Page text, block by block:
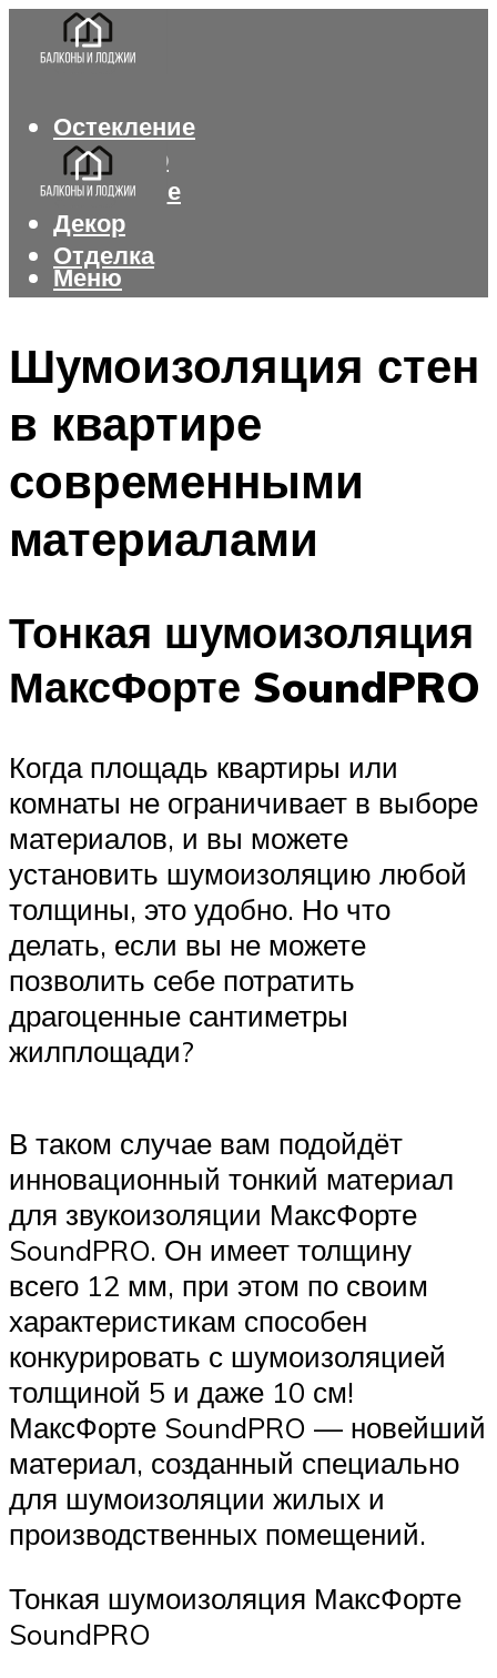
Остекление
Интерьер
Утепление
Декор
Отделка
Меню
Шумоизоляция стен
в квартире
современными
материалами
Тонкая шумоизоляция
МаксФорте SoundPRO
Когда площадь квартиры или
комнаты не ограничивает в выборе
материалов, и вы можете
установить шумоизоляцию любой
толщины, это удобно. Но что
делать, если вы не можете
позволить себе потратить
драгоценные сантиметры
жилплощади?
В таком случае вам подойдёт
инновационный тонкий материал
для звукоизоляции МаксФорте
SoundPRO. Он имеет толщину
всего 12 мм, при этом по своим
характеристикам способен
конкурировать с шумоизоляцией
толщиной 5 и даже 10 см!
МаксФорте SoundPRO — новейший
материал, созданный специально
для шумоизоляции жилых и
производственных помещений.
Тонкая шумоизоляция МаксФорте
SoundPRO